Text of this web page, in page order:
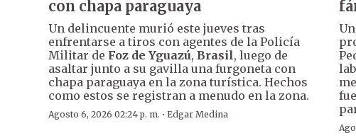
con chapa paraguaya
Un delincuente murió este jueves tras
enfrentarse a tiros con agentes de la Policía
Militar de Foz de Yguazú, Brasil, luego de
asaltar junto a su gavilla una furgoneta con
chapa paraguaya en la zona turística. Hechos
como estos se registran a menudo en la zona.
Agosto 6, 2026 02:24 p. m. · Edgar Medina